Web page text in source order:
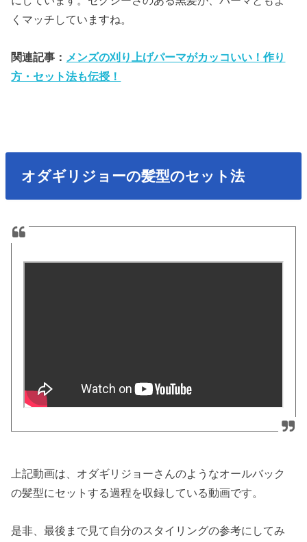
くマッチしていますね。
関連記事：
メンズの刈り上げパーマがカッコいい！作り
方・セット法も伝授！
オダギリジョーの髪型のセット法
上記動画は、オダギリジョーさんのようなオールバック
の髪型にセットする過程を収録している動画です。
是非、最後まで見て自分のスタイリングの参考にしてみ